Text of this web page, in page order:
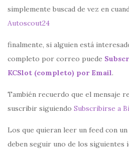
simplemente buscad de vez en
Autoscout24
finalmente, si alguien está
completo por correo puede
KCSlot (completo) por Email.
También recuerdo que el mensaje
suscribir siguiendo Subscribirse a
Los que quieran leer un feed con
deben seguir uno de los siguientes